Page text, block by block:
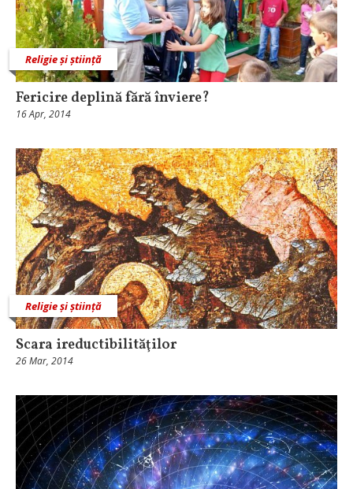
Religie și știință
Fericire deplină fără înviere?
16 Apr, 2014
Religie și știință
Scara ireductibilităţilor
26 Mar, 2014